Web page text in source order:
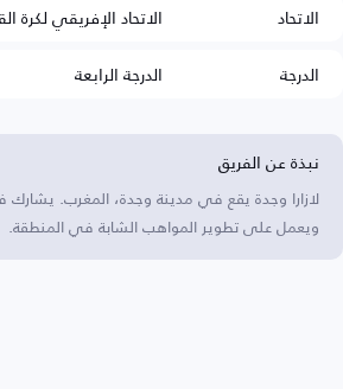
الاتحاد
الاتحاد الإفريقي لكرة
الدرجة
الدرجة الرابعة
نبذة عن الفريق
لازارا وجدة يقع في مدينة وجدة، المغرب. يشارك
ويعمل على تطوير المواهب الشابة في المنطقة.